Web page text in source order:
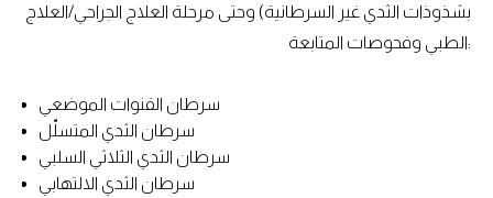
بشذوذات الثدي غير السرطانية) وحتى مرحلة العلاج الجراحي/العلاج
الطبي وفحوصات المتابعة:
سرطان القنوات الموضعي
سرطان الثدي المتسلّل
سرطان الثدي الثلاثي السلبي
سرطان الثدي الالتهابي